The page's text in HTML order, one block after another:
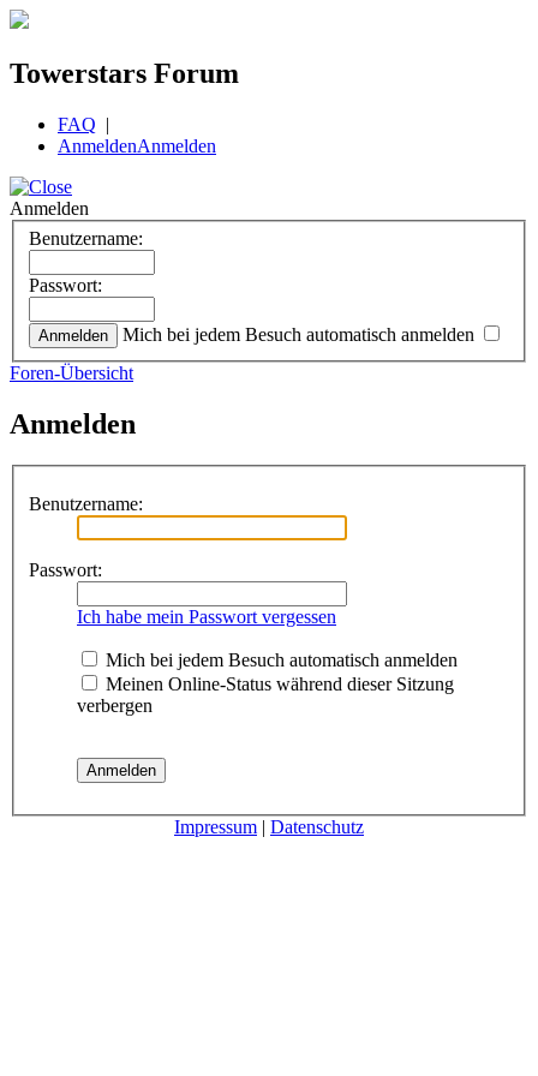
Towerstars Forum
FAQ |
AnmeldenAnmelden
Anmelden
Benutzername:
Passwort:
Mich bei jedem Besuch automatisch anmelden
Foren-Übersicht
Anmelden
Benutzername:
Passwort:
Ich habe mein Passwort vergessen
Mich bei jedem Besuch automatisch anmelden
Meinen Online-Status während dieser Sitzung
verbergen
Impressum | Datenschutz